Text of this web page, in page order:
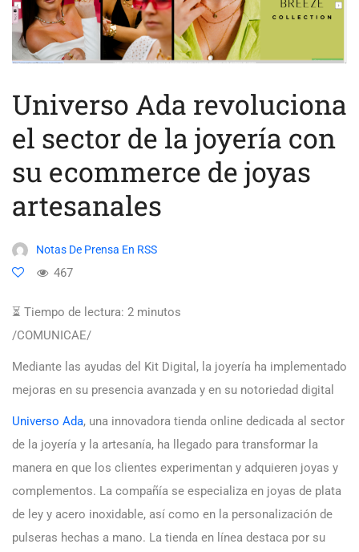
Universo Ada revoluciona
el sector de la joyería con
su ecommerce de joyas
artesanales
Notas De Prensa En RSS
467
⏳ Tiempo de lectura: 2 minutos
/COMUNICAE/
Mediante las ayudas del Kit Digital, la joyería ha implementado
mejoras en su presencia avanzada y en su notoriedad digital
Universo Ada, una innovadora tienda online dedicada al sector
de la joyería y la artesanía, ha llegado para transformar la
manera en que los clientes experimentan y adquieren joyas y
complementos. La compañía se especializa en joyas de plata
de ley y acero inoxidable, así como en la personalización de
pulseras hechas a mano. La tienda en línea destaca por su